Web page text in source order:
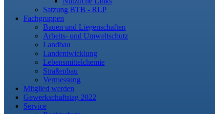
Satzung BTB - RLP
Fachgruppen
Bauen und Liegenschaften
Arbeits- und Umweltschutz
Landbau
Landentwicklung
Lebensmittelchemie
Straßenbau
Vermessung
Mitglied werden
Gewerkschaftstag 2022
Service